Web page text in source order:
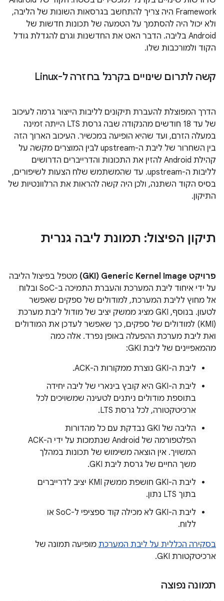
Framework היה צריך להתחשב בגרסאות השונות של הליבה,
ולא יכול היה להסתמך על הטמעה של תכונות חדשות של
Android בליבה. הדבר האט את החדשנות וגרם להגדלת גודל
הקוד ולמורכבות שלו.
קשה לתרום שינויים בקרנל בחזרה ל-Linux
הדרך המפוצלת להעברת תיקונים לליבות הייצור גרמה לעיכוב
של עד 18 חודשים מהנקודה שבה גרסת LTS הייתה זמינה
במעלה הזרם, ועד שהיא הופיעה במכשיר. העיכוב הארוך הזה
בין השחרור של ליבת ה-upstream לבין המוצרים מקשה על
קהילת Android להזין את התכונות והדרייברים הדרושים
לליבות ה-upstream. עד שהמשתמש שלח הצעות לשיפורים,
בסיס הקוד השתנה, ולכן היה קשה להראות את הרלוונטיות של
התיקון.
תיקון הפיצול: תמונת ליבה גנרית
פרויקט Generic Kernel Image‏ (GKI)
מטפל בפיצול הליבה
על ידי איחוד ליבת המערכת והעברת התמיכה ב-SoC ובלוח
אל מחוץ לליבת המערכת, למודולים של ספקים שאפשר
לטעון. בנוסף, GKI מציג ממשק יציב של מודול ליבת מערכת
(KMI) למודולים של ספקים, כך שאפשר לעדכן את המודולים
ואת ליבת מערכת ההפעלה באופן נפרד. אלה כמה
מהמאפיינים של ליבת GKI:
ליבת ה-GKI נוצרת ממקורות ה-ACK.
ליבת ה-GKI היא קובץ בינארי של ליבה יחידה
בתוספת מודולים ניתנים לטעינה שמשויכים לכל
ארכיטקטורה, לכל גרסת LTS.
הליבה של GKI נבדקת עם כל מהדורות
הפלטפורמה של Android שנתמכות על ידי ה-ACK
המשויך. אין הוצאה משימוש של תכונות במהלך
משך החיים של גרסת ליבת GKI.
ליבת ה-GKI חושפת ממשק KMI יציב לדרייברים
בתוך LTS נתון.
ליבת ה-GKI לא מכילה קוד ספציפי ל-SoC או
ללוח.
בסקירה הכללית על ליבת המערכת מופיעה תמונה של
ארכיטקטורת GKI.
תמונה נפוצה